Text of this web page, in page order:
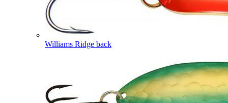
Williams Ridge back